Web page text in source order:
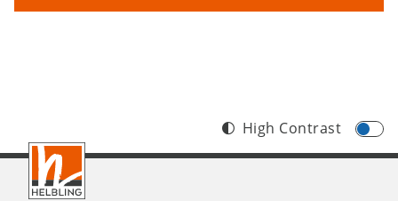
Footer
CH
High Contrast